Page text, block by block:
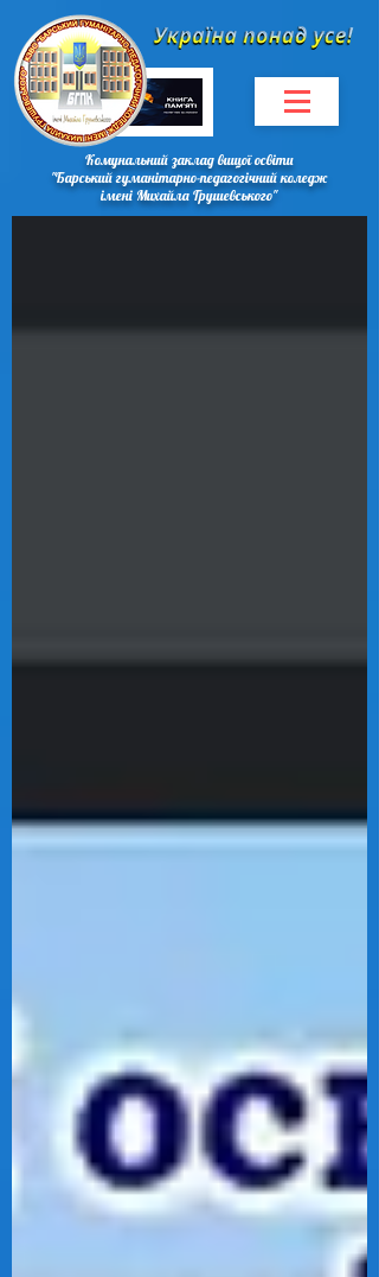
Комунальний заклад вищої освіти
"Барський гуманітарно-педагогічний коледж
імені Михайла Грушевського"